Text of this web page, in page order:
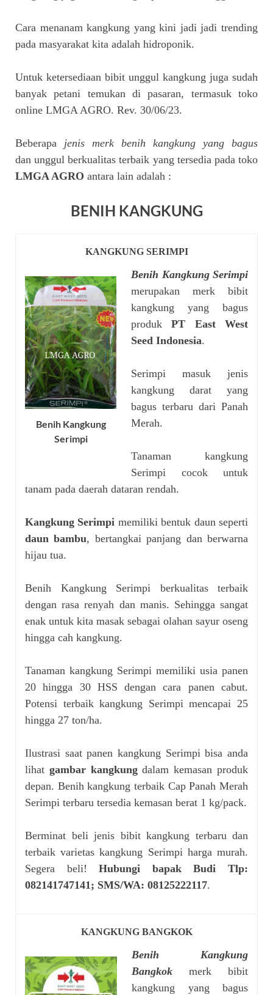
Cara menanam kangkung yang kini jadi jadi trending
pada masyarakat kita adalah hidroponik.
Untuk ketersediaan bibit unggul kangkung juga sudah
banyak petani temukan di pasaran, termasuk toko
online LMGA AGRO. Rev. 30/06/23.
Beberapa jenis merk benih kangkung yang bagus
dan unggul berkualitas terbaik yang tersedia pada toko
LMGA AGRO antara lain adalah :
BENIH KANGKUNG
KANGKUNG SERIMPI
Benih Kangkung
Serimpi
Benih Kangkung Serimpi
merupakan merk bibit
kangkung yang bagus
produkPT East West
Seed Indonesia.
Serimpi masuk jenis
kangkung darat yang
bagus terbaru dari Panah
Merah.
Tanaman kangkung
Serimpi cocok untuk
tanam pada daerah dataran rendah.
Kangkung Serimpi memiliki bentuk daun seperti
daun bambu, bertangkai panjang dan berwarna
hijau tua.
Benih Kangkung Serimpi berkualitas terbaik
dengan rasa renyah dan manis. Sehingga sangat
enak untuk kita masak sebagai olahan sayur oseng
hingga cah kangkung.
Tanaman kangkung Serimpi memiliki usia panen
20 hingga 30 HSS dengan cara panen cabut.
Potensi terbaik kangkung Serimpi mencapai 25
hingga 27 ton/ha.
Ilustrasi saat panen kangkung Serimpi bisa anda
lihat gambar kangkungdalam kemasan produk
depan. Benih kangkung terbaik Cap Panah Merah
Serimpi terbaru tersedia kemasan berat 1 kg/pack.
Berminat beli jenis bibit kangkung terbaru dan
terbaik varietas kangkung Serimpi harga murah.
Segera beli!Hubungi bapak Budi Tlp:
082141747141; SMS/WA: 08125222117.
KANGKUNG BANGKOK
Benih Kangkung
Bangkok merk bibit
kangkung yang bagus